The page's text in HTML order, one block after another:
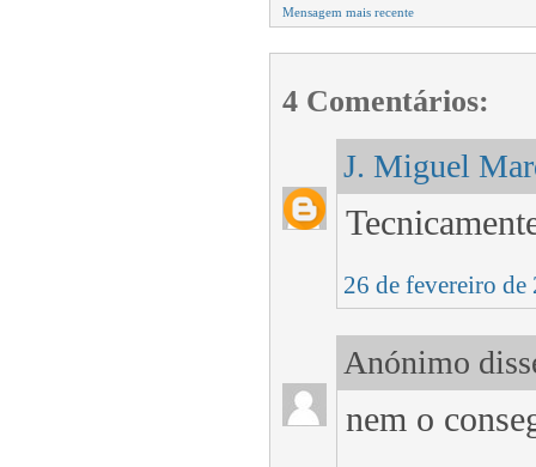
Mensagem mais recente
4 Comentários:
J. Miguel
26 de fevereiro de
Anónimo
nem o